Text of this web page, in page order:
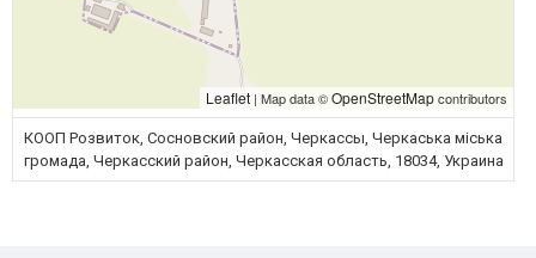
Leaflet | Map data ©OpenStreetMapcontributors
КООП Розвиток, Сосновский район, Черкассы, Черкаська міська
громада, Черкасский район, Черкасская область, 18034, Украина